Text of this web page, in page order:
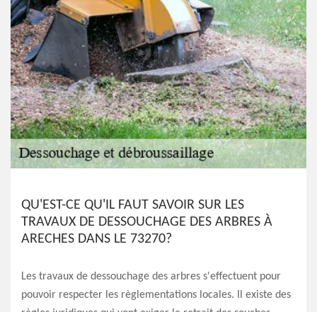
QU'EST-CE QU'IL FAUT SAVOIR SUR LES
TRAVAUX DE DESSOUCHAGE DES ARBRES À
ARECHES DANS LE 73270?
Les travaux de dessouchage des arbres s'effectuent pour
pouvoir respecter les règlementations locales. Il existe des